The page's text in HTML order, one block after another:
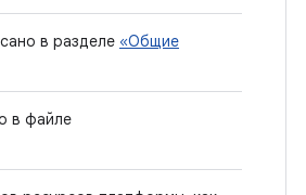
в разделе «Общие
в файле